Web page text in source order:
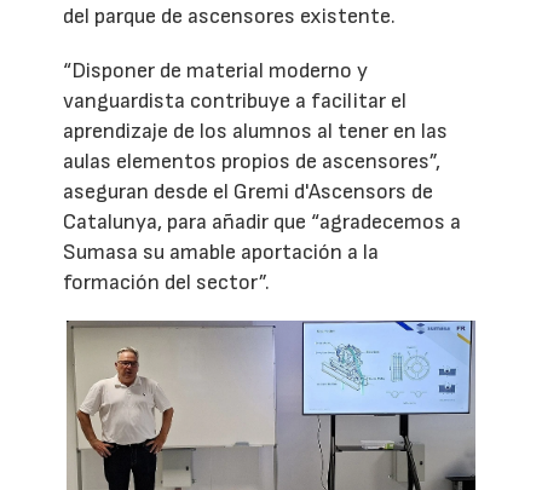
del parque de ascensores existente.
“Disponer de material moderno y
vanguardista contribuye a facilitar el
aprendizaje de los alumnos al tener en las
aulas elementos propios de ascensores”,
aseguran desde el Gremi d'Ascensors de
Catalunya, para añadir que “agradecemos a
Sumasa su amable aportación a la
formación del sector”.